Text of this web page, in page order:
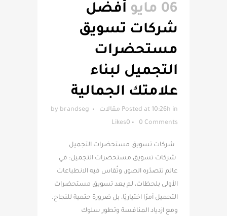
06 مايو
أفضل
شركات تسويق
مستحضرات
التجميل لبناء
علامتك الجمالية
Posted at 10:26h in مقالات by brandseg
0 Comments
0
Likes
شركات تسويق مستحضرات التجميل
شركات تسويق مستحضرات التجميل: في
عالم تتصدّره الصور، وتُقاس فيه الانطباعات
الأولى بلحظات، لم يعد تسويق مستحضرات
التجميل أمرًا اختياريًا، بل ضرورة حتمية للنجاح.
ومع ازدياد المنافسة وتطور سلوك